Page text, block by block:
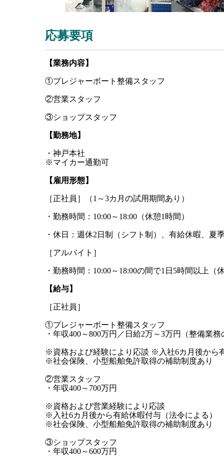
応募要項
【業務内容】
①プレジャーボート整備スタッフ
②営業スタッフ
③ショップスタッフ
【勤務地】
・神戸本社
※マイカー通勤可
【雇用形態】
［正社員］（1～3カ月の試用期間あり）
・勤務時間：10:00～18:00（休憩1時間）
・休日：週休2日制（シフト制）、有給休暇、
［アルバイト］
・勤務時間：10:00～18:00の間で1日5時間以上（
【給与】
［正社員］
①プレジャーボート整備スタッフ
・年収400～800万円／日給2万～3万円（整備業
※資格および経験により応談 ※入社6カ月後から
※社会保険、小型船舶免許取得の補助制度あり
②営業スタッフ
・年収400～700万円
※資格および営業経験により応談
※入社6カ月後から有給休暇付与（法令による）
※社会保険、小型船舶免許取得の補助制度あり
③ショップスタッフ
・年収400～600万円